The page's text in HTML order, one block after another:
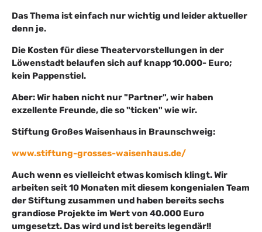
Das Thema ist einfach nur wichtig und leider aktueller
denn je.
Die Kosten für diese Theatervorstellungen in der
Löwenstadt belaufen sich auf knapp 10.000- Euro;
kein Pappenstiel.
Aber: Wir haben nicht nur "Partner", wir haben
exzellente Freunde, die so "ticken" wie wir.
Stiftung Großes Waisenhaus in Braunschweig:
www.stiftung-grosses-waisenhaus.de/
Auch wenn es vielleicht etwas komisch klingt. Wir
arbeiten seit 10 Monaten mit diesem kongenialen Team
der Stiftung zusammen und haben bereits sechs
grandiose Projekte im Wert von 40.000 Euro
umgesetzt. Das wird und ist bereits legendär!!